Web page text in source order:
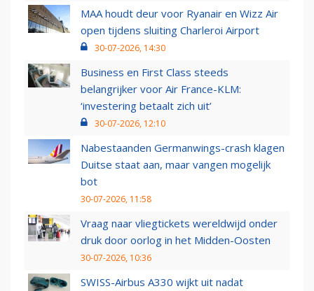
MAA houdt deur voor Ryanair en Wizz Air
open tijdens sluiting Charleroi Airport
30-07-2026, 14:30
Business en First Class steeds
belangrijker voor Air France-KLM:
‘investering betaalt zich uit’
30-07-2026, 12:10
Nabestaanden Germanwings-crash klagen
Duitse staat aan, maar vangen mogelijk
bot
30-07-2026, 11:58
Vraag naar vliegtickets wereldwijd onder
druk door oorlog in het Midden-Oosten
30-07-2026, 10:36
SWISS-Airbus A330 wijkt uit nadat